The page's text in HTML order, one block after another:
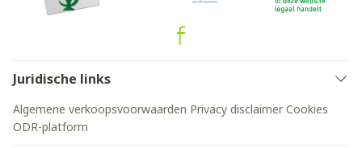
Juridische links
Algemene verkoopsvoorwaarden Privacy disclaimer Cookies
ODR-platform